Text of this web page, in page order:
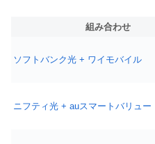
組み合わせ
ソフトバンク光 + ワイモバイル
ニフティ光 + auスマートバリュー